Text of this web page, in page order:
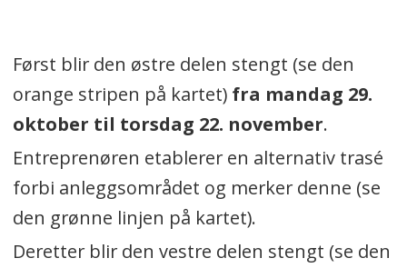
Først blir den østre delen stengt (se den
orange stripen på kartet) fra mandag 29.
oktober til torsdag 22. november.
Entreprenøren etablerer en alternativ trasé
forbi anleggsområdet og merker denne (se
den grønne linjen på kartet).
Deretter blir den vestre delen stengt (se den